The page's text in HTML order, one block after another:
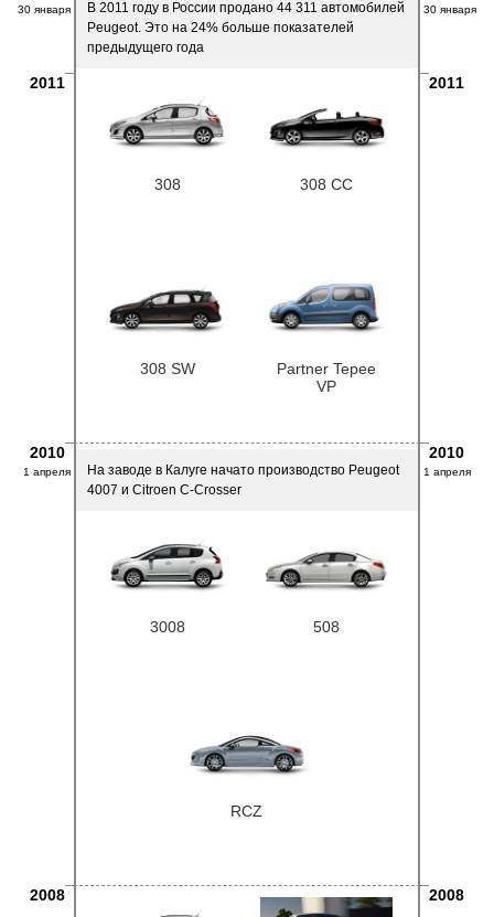
30 января 30 января
В 2011 году в России продано 44 311 автомобилей
Peugeot. Это на 24% больше показателей
предыдущего года
2011 2011
308 308 CC
308 SW
Partner Tepee
VP
2010 2010
1 апреля 1 апреля
На заводе в Калуге начато производство Peugeot
4007 и Citroen C-Crosser
3008 508
RCZ
2008 2008